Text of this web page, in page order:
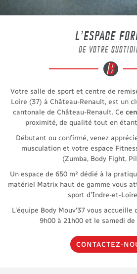
L’ESPACE
DE VOTRE
Votre salle de sport et centre de
Loire (37) à Château-Renault, est un
cantonale de Château-Renault. Ce
proximité, de qualité tout en
Débutant ou confirmé, venez
musculation et votre espace
(Zumba, Body Fight,
Un espace de 650 m² dédié à la
matériel Matrix haut de gamme vous
sport d’Indre-et-
L'équipe Body Mouv'37 vous accueille
9h00 à 21h00 et le samedi de
CONTACTEZ-